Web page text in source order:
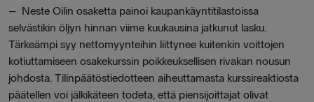
– Neste Oilin osaketta painoi kaupankäyntitilastoissa
selvästikin öljyn hinnan viime kuukausina jatkunut lasku.
Tärkeämpi syy nettomyynteihin liittynee kuitenkin voittojen
kotiuttamiseen osakekurssin poikkeuksellisen rivakan nousun
johdosta. Tilinpäätöstiedotteen aiheuttamasta kurssireaktiosta
päätellen voi jälkikäteen todeta, että piensijoittajat olivat